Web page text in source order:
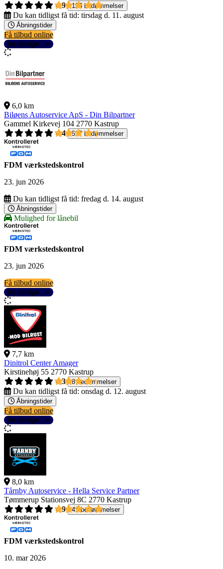
4,9
135 bedømmelser
Du kan tidligst få tid: tirsdag d. 11. august
Åbningstider
Få tilbud online
Se detaljer
6,0 km
Biløens Autoservice ApS - Din Bilpartner
Gammel Kirkevej 104 2770 Kastrup
4,4
517 bedømmelser
FDM værkstedskontrol
23. jun 2026
Du kan tidligst få tid: fredag d. 14. august
Åbningstider
Mulighed for lånebil
FDM værkstedskontrol
23. jun 2026
Få tilbud online
Se detaljer
7,7 km
Dinitrol Center Amager
Kirstinehøj 55 2770 Kastrup
4,3
8 bedømmelser
Du kan tidligst få tid: onsdag d. 12. august
Åbningstider
Få tilbud online
Se detaljer
8,0 km
Tårnby Autoservice - Hella Service Partner
Tømmerup Stationsvej 8C 2770 Kastrup
4,9
41 bedømmelser
FDM værkstedskontrol
10. mar 2026